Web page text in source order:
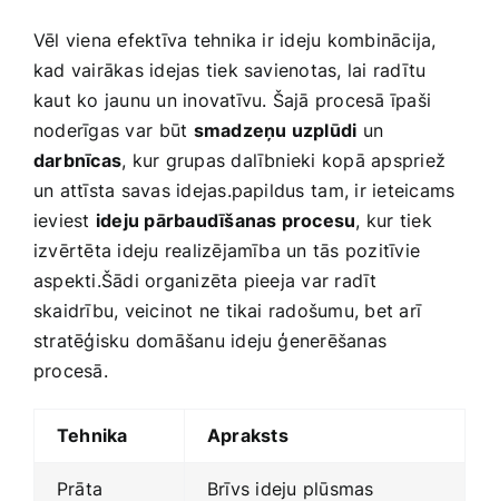
Vēl viena‌ efektīva tehnika ir ideju kombinācija,
kad vairākas idejas tiek savienotas, lai radītu
kaut​ ko jaunu un inovatīvu. Šajā procesā īpaši
noderīgas var⁣ būt smadzeņu uzplūdi un
darbnīcas, ‌kur grupas dalībnieki kopā apspriež
un attīsta savas ‌idejas.papildus ⁢tam, ‍ir ieteicams
ieviest ideju pārbaudīšanas procesu, kur tiek
izvērtēta ideju realizējamība un tās pozitīvie
aspekti.Šādi organizēta pieeja​ var radīt
skaidrību, veicinot ne tikai radošumu, bet arī
stratēģisku domāšanu ideju ģenerēšanas ​
procesā.⁤
Tehnika Apraksts
Prāta
Brīvs ideju plūsmas